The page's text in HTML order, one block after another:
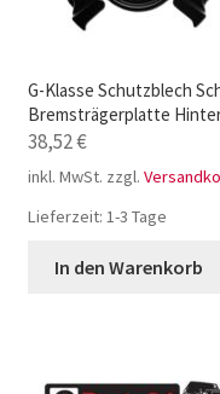
G-Klasse Schutzblech
Bremsträgerplatte
38,52€
inkl. MwSt. zzgl.
Lieferzeit: 1-3 Tage
In den Warenkorb